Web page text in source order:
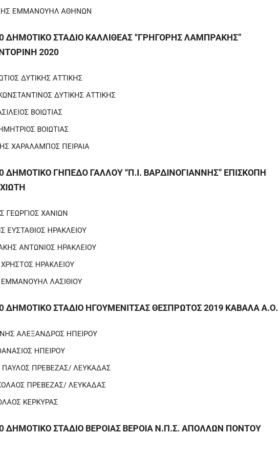
ΕΜΜΑΝΟΥΗΛ ΑΘΗΝΩΝ
ΔΗΜΟΤΙΚΟ ΣΤΑΔΙΟ ΚΑΛΛΙΘΕΑΣ “ΓΡΗΓΟΡΗΣ ΛΑΜΠΡΑΚΗΣ”
2020
ΔΥΤΙΚΗΣ ΑΤΤΙΚΗΣ
ΔΥΤΙΚΗΣ ΑΤΤΙΚΗΣ
ΒΟΙΩΤΙΑΣ
ΒΟΙΩΤΙΑΣ
ΧΑΡΑΛΑΜΠΟΣ ΠΕΙΡΑΙΑ
ΔΗΜΟΤΙΚΟ ΓΗΠΕΔΟ ΓΑΛΛΟΥ “Π.Ι. ΒΑΡΔΙΝΟΓΙΑΝΝΗΣ” ΕΠΙΣΚΟΠΗ
ΓΕΩΡΓΙΟΣ ΧΑΝΙΩΝ
ΕΥΣΤΑΘΙΟΣ ΗΡΑΚΛΕΙΟΥ
ΑΝΤΩΝΙΟΣ ΗΡΑΚΛΕΙΟΥ
ΗΡΑΚΛΕΙΟΥ
ΛΑΣΙΘΙΟΥ
ΔΗΜΟΤΙΚΟ ΣΤΑΔΙΟ ΗΓΟΥΜΕΝΙΤΣΑΣ ΘΕΣΠΡΩΤΟΣ 2019 ΚΑΒΑΛΑ Α.Ο.
ΑΛΕΞΑΝΔΡΟΣ ΗΠΕΙΡΟΥ
ΗΠΕΙΡΟΥ
ΠΡΕΒΕΖΑΣ/ ΛΕΥΚΑΔΑΣ
ΠΡΕΒΕΖΑΣ/ ΛΕΥΚΑΔΑΣ
ΚΕΡΚΥΡΑΣ
ΔΗΜΟΤΙΚΟ ΣΤΑΔΙΟ ΒΕΡΟΙΑΣ ΒΕΡΟΙΑ Ν.Π.Σ. ΑΠΟΛΛΩΝ ΠΟΝΤΟΥ